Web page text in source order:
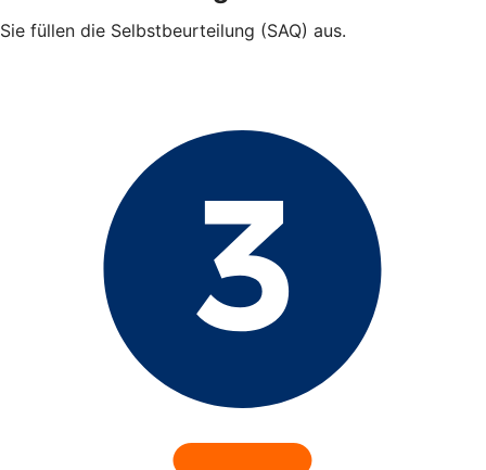
Sie füllen die Selbstbeurteilung (SAQ) aus.